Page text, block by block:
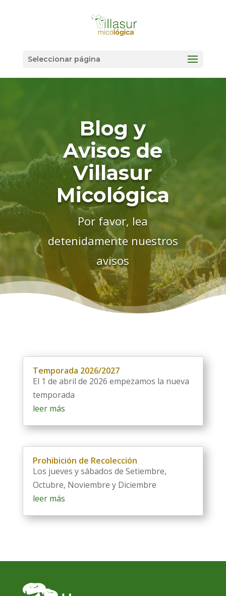
Seleccionar página
Blog y
Avisos de
Villasur
Micológica
Por favor, lea
detenidamente nuestros
avisos
Temporada 2026/2027
El 1 de abril de 2026 empezamos la nueva
temporada
leer más
Prohibición de Recolección
Los jueves y sábados de Setiembre,
Octubre, Noviembre y Diciembre
leer más